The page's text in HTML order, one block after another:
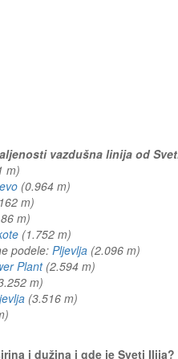
vazdušna linija od
m)
(0.964 m)
m)
m)
(1.752 m)
podele: Pljevlja (2.096 m)
Plant(2.594 m)
m)
(3.516 m)
i dužina i gde je Sveti